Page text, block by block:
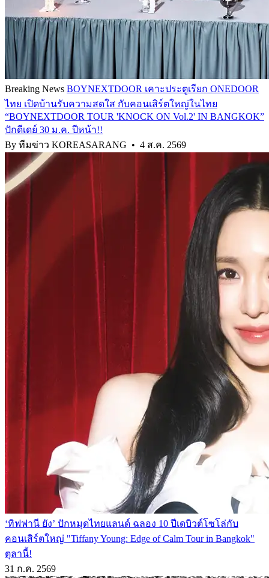
Breaking News BOYNEXTDOOR เคาะประตูเรียก ONEDOOR
ไทย เปิดบ้านรับความสดใส กับคอนเสิร์ตใหญ่ในไทย
“BOYNEXTDOOR TOUR 'KNOCK ON Vol.2' IN BANGKOK”
ปักดีเดย์ 30 ม.ค. ปีหน้า!!
By ทีมข่าว KOREASARANG • 4 ส.ค. 2569
‘ทิฟฟานี ยัง’ ปักหมุดไทยแลนด์ ฉลอง 10 ปีเดบิวต์โซโล่กับ
คอนเสิร์ตใหญ่ "Tiffany Young: Edge of Calm Tour in Bangkok"
ตุลานี้!
31 ก.ค. 2569